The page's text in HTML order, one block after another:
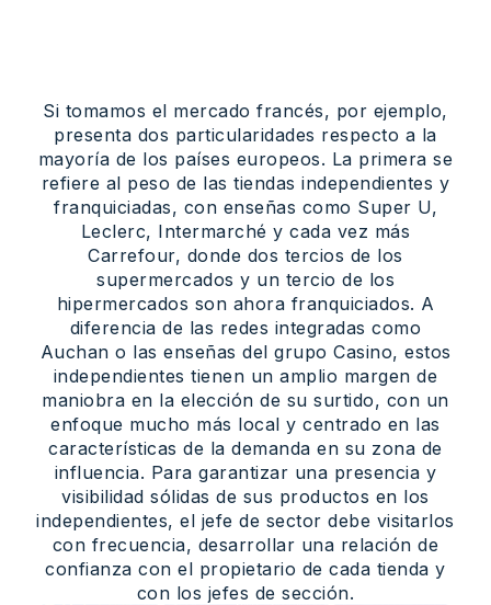
Si tomamos el mercado francés, por ejemplo,
presenta dos particularidades respecto a la
mayoría de los países europeos. La primera se
refiere al peso de las tiendas independientes y
franquiciadas, con enseñas como Super U,
Leclerc, Intermarché y cada vez más
Carrefour, donde dos tercios de los
supermercados y un tercio de los
hipermercados son ahora franquiciados. A
diferencia de las redes integradas como
Auchan o las enseñas del grupo Casino, estos
independientes tienen un amplio margen de
maniobra en la elección de su surtido, con un
enfoque mucho más local y centrado en las
características de la demanda en su zona de
influencia. Para garantizar una presencia y
visibilidad sólidas de sus productos en los
independientes, el jefe de sector debe visitarlos
con frecuencia, desarrollar una relación de
confianza con el propietario de cada tienda y
con los jefes de sección.